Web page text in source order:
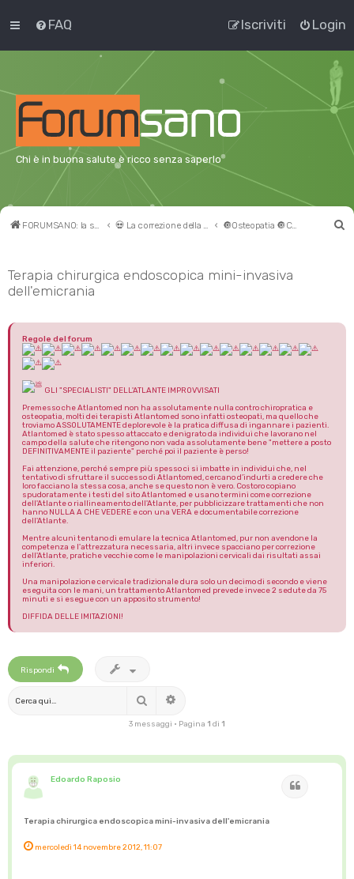
FAQ Login
Iscriviti
Chi è in buona salute è ricco senza saperlo
FORUMSANO: la salute non è l'assenza di malattia 💀 La correzione della VERTEBRA ATLANTE 🔘Osteopatia 🔘Chiropratica 🔘altri metodi
Terapia chirurgica endoscopica mini-invasiva
dell'emicrania
Regole del forum
GLI "SPECIALISTI" DELL'ATLANTE IMPROVVISATI
Premesso che Atlantomed non ha assolutamente nulla contro chiropratica e
osteopatia, molti dei terapisti Atlantomed sono infatti osteopati, ma quello che
troviamo ASSOLUTAMENTE deplorevole è la pratica diffusa di ingannare i pazienti.
Atlantomed è stato spesso attaccato e denigrato da individui che lavorano nel
campo della salute che ritengono non vada assolutamente bene "mettere a posto
DEFINITIVAMENTE il paziente" perché poi il paziente è perso!
Fai attenzione, perché sempre più spesso ci si imbatte in individui che, nel
tentativo di sfruttare il successo di Atlantomed, cercano d’indurti a credere che
loro facciano la stessa cosa, anche se questo non è vero. Costoro copiano
spudoratamente i testi del sito Atlantomed e usano termini come correzione
dell'Atlante o riallineamento dell'Atlante, per pubblicizzare trattamenti che non
hanno NULLA A CHE VEDERE e con una VERA e documentabile correzione
dell'Atlante.
Mentre alcuni tentano di emulare la tecnica Atlantomed, pur non avendone la
competenza e l'attrezzatura necessaria, altri invece spacciano per correzione
dell'Atlante, pratiche vecchie come le manipolazioni cervicali dai risultati assai
inferiori.
Una manipolazione cervicale tradizionale dura solo un decimo di secondo e viene
eseguita con le mani, un trattamento Atlantomed prevede invece 2 sedute da 75
minuti e si esegue con un apposito strumento!
DIFFIDA DELLE IMITAZIONI!
Rispondi
Cerca
3 messaggi • Pagina 1 di 1
Edoardo Raposio
Terapia chirurgica endoscopica mini-invasiva dell'emicrania
mercoledì 14 novembre 2012, 11:07